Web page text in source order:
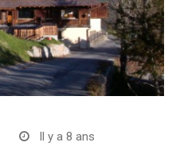
Il y a 8 ans